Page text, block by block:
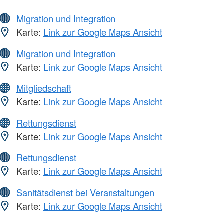
Migration und Integration
Karte: Link zur Google Maps Ansicht
Migration und Integration
Karte: Link zur Google Maps Ansicht
Mitgliedschaft
Karte: Link zur Google Maps Ansicht
Rettungsdienst
Karte: Link zur Google Maps Ansicht
Rettungsdienst
Karte: Link zur Google Maps Ansicht
Sanitätsdienst bei Veranstaltungen
Karte: Link zur Google Maps Ansicht